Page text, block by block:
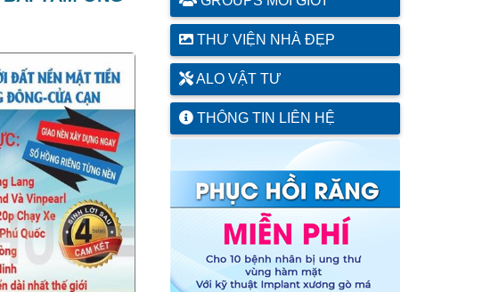
THƯ VIỆN NHÀ ĐẸP
ALO VẬT TƯ
THÔNG TIN LIÊN HỆ